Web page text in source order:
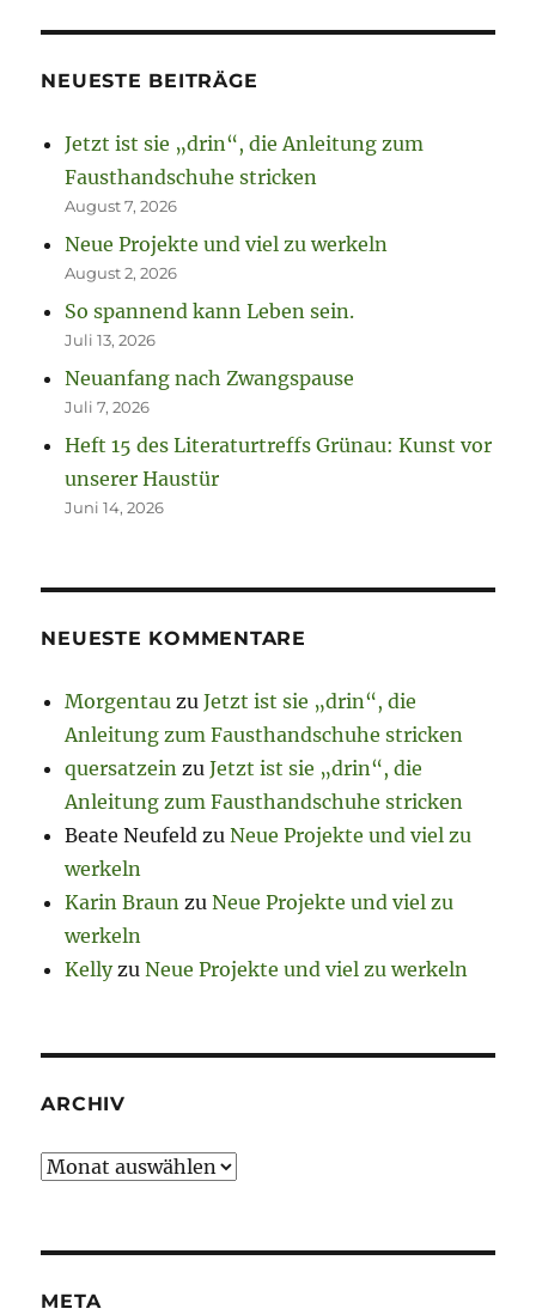
NEUESTE BEITRÄGE
Jetzt ist sie „drin“, die Anleitung zum
Fausthandschuhe stricken
August 7, 2026
Neue Projekte und viel zu werkeln
August 2, 2026
So spannend kann Leben sein.
Juli 13, 2026
Neuanfang nach Zwangspause
Juli 7, 2026
Heft 15 des Literaturtreffs Grünau: Kunst vor
unserer Haustür
Juni 14, 2026
NEUESTE KOMMENTARE
Morgentau zuJetzt ist sie „drin“, die
Anleitung zum Fausthandschuhe stricken
quersatzein zuJetzt ist sie „drin“, die
Anleitung zum Fausthandschuhe stricken
Beate Neufeld zuNeue Projekte und viel zu
werkeln
Karin Braun zuNeue Projekte und viel zu
werkeln
KellyzuNeue Projekte und viel zu werkeln
ARCHIV
Archiv
META